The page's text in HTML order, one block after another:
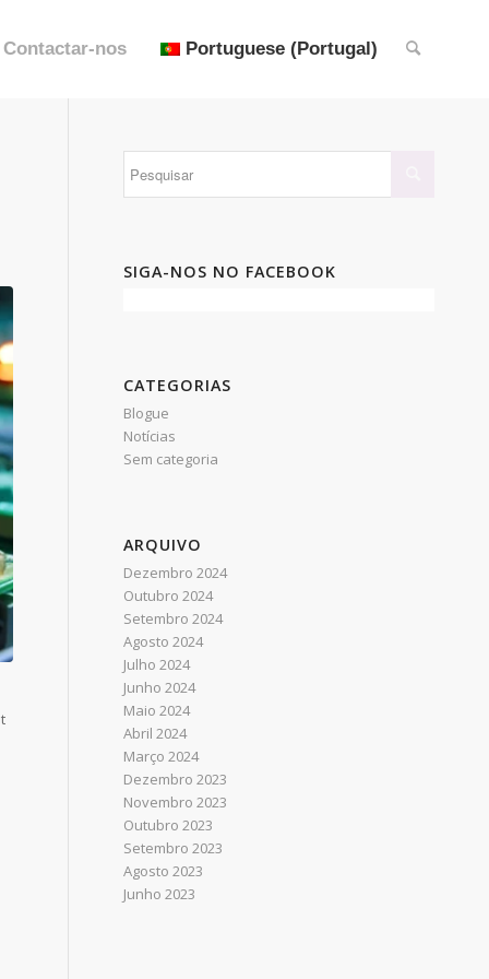
Contactar-nos Portuguese (Portugal)
SIGA-NOS NO FACEBOOK
CATEGORIAS
Blogue
Notícias
Sem categoria
ARQUIVO
Dezembro 2024
Outubro 2024
Setembro 2024
Agosto 2024
Julho 2024
Junho 2024
Maio 2024
Abril 2024
Março 2024
Dezembro 2023
Novembro 2023
Outubro 2023
Setembro 2023
Agosto 2023
Junho 2023